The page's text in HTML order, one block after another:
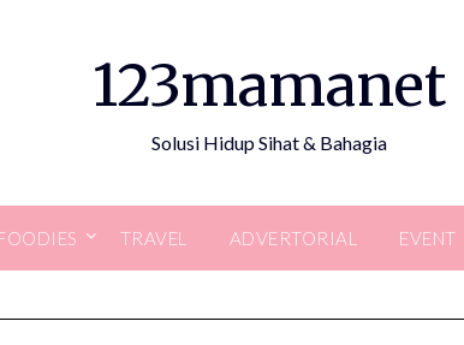
123mamanet
Solusi Hidup Sihat & Bahagia
TRAVEL ADVERTORIAL EVENT